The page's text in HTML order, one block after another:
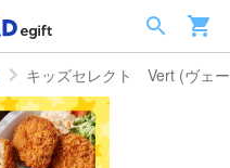
キッズセレクト Vert (ヴェ